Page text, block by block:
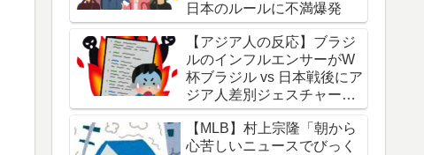
日本のルールに不満爆発
【アジア人の反応】ブラジ
ルのインフルエンサーがW
杯ブラジル vs 日本戦後にア
ジア人差別ジェスチャーし
ている写真を投稿して炎上
中
【MLB】村上宗隆「朝から
心苦しいニュースでびっく